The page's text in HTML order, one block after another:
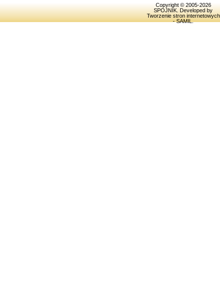
Copyright © 2005-2026
SPOJNIK . Developed by
Tworzenie stron internetowych
- SAMIL.